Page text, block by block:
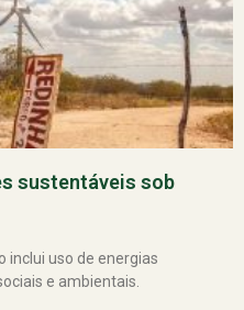
sustentáveis sob
inclui uso de energias
e ambientais.